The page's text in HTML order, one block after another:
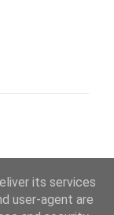
its services
user-agent are